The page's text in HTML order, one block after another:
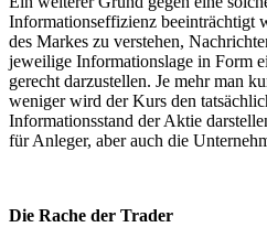
Informationseffizienz beeinträchtigt
des Markes zu verstehen,
jeweilige Informationslage in Form
gerecht darzustellen. Je mehr man
weniger wird der Kurs den
Informationsstand der Aktie
für Anleger, aber auch die
Die Rache der Trader